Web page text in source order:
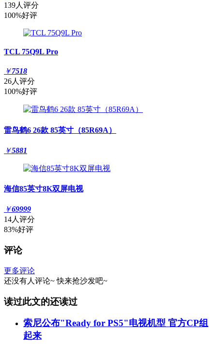
139人评分
100%好评
TCL 75Q9L Pro
￥7518
26人评分
100%好评
雷鸟鹤6 26款 85英寸（85R69A）
￥5881
海信85英寸8K双屏电视
￥69999
14人评分
83%好评
评论
更多评论
还没有人评论~ 快来抢沙发吧~
读过此文的还读过
索尼公布"Ready for PS5"电视机型 官方CP组
起来